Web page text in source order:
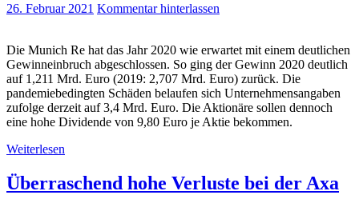
26. Februar 2021 Kommentar hinterlassen
Die Munich Re hat das Jahr 2020 wie erwartet mit einem deutlichen
Gewinneinbruch abgeschlossen. So ging der Gewinn 2020 deutlich
auf 1,211 Mrd. Euro (2019: 2,707 Mrd. Euro) zurück. Die
pandemiebedingten Schäden belaufen sich Unternehmensangaben
zufolge derzeit auf 3,4 Mrd. Euro. Die Aktionäre sollen dennoch
eine hohe Dividende von 9,80 Euro je Aktie bekommen.
Weiterlesen
Überraschend hohe Verluste bei der Axa